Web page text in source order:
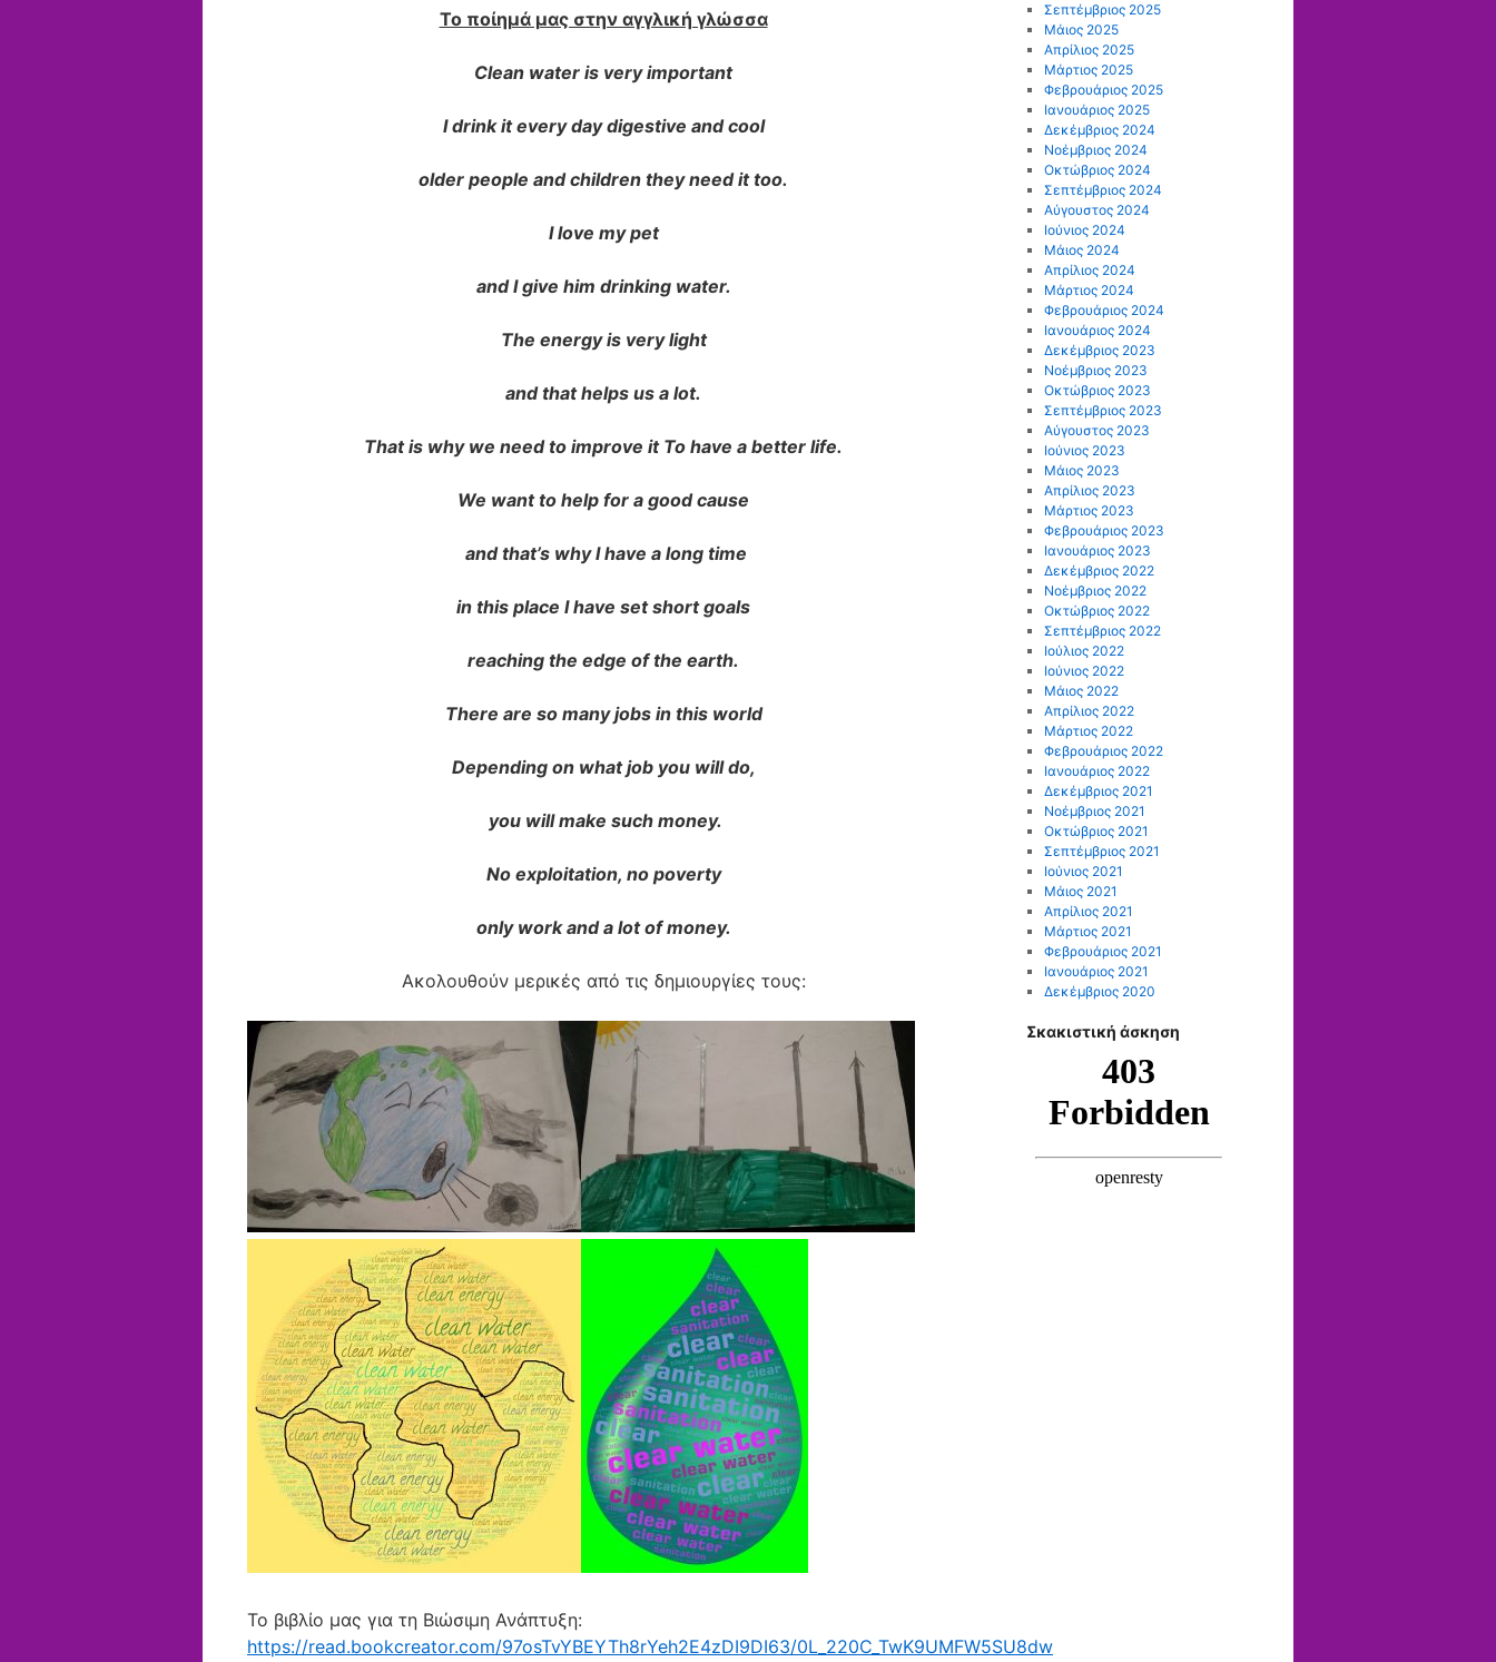
Το ποίημά μας στην αγγλική γλώσσα
Clean water is very important
I drink it every day digestive and cool
older people and children they need it too.
I love my pet
and I give him drinking water.
The energy is very light
and that helps us a lot.
That is why we need to improve it To have a better life.
We want to help for a good cause
and that’s why I have a long time
in this place I have set short goals
reaching the edge of the earth.
There are so many jobs in this world
Depending on what job you will do,
you will make such money.
No exploitation, no poverty
only work and a lot of money.
Ακολουθούν μερικές από τις δημιουργίες τους:
Το βιβλίο μας για τη Βιώσιμη Ανάπτυξη:
https://read.bookcreator.com/97osTvYBEYTh8rYeh2E4zDI9DI63/0L_220C_TwK9UMFW5SU8dw
Σεπτέμβριος 2025
Μάιος 2025
Απρίλιος 2025
Μάρτιος 2025
Φεβρουάριος 2025
Ιανουάριος 2025
Δεκέμβριος 2024
Νοέμβριος 2024
Οκτώβριος 2024
Σεπτέμβριος 2024
Αύγουστος 2024
Ιούνιος 2024
Μάιος 2024
Απρίλιος 2024
Μάρτιος 2024
Φεβρουάριος 2024
Ιανουάριος 2024
Δεκέμβριος 2023
Νοέμβριος 2023
Οκτώβριος 2023
Σεπτέμβριος 2023
Αύγουστος 2023
Ιούνιος 2023
Μάιος 2023
Απρίλιος 2023
Μάρτιος 2023
Φεβρουάριος 2023
Ιανουάριος 2023
Δεκέμβριος 2022
Νοέμβριος 2022
Οκτώβριος 2022
Σεπτέμβριος 2022
Ιούλιος 2022
Ιούνιος 2022
Μάιος 2022
Απρίλιος 2022
Μάρτιος 2022
Φεβρουάριος 2022
Ιανουάριος 2022
Δεκέμβριος 2021
Νοέμβριος 2021
Οκτώβριος 2021
Σεπτέμβριος 2021
Ιούνιος 2021
Μάιος 2021
Απρίλιος 2021
Μάρτιος 2021
Φεβρουάριος 2021
Ιανουάριος 2021
Δεκέμβριος 2020
Σκακιστική άσκηση